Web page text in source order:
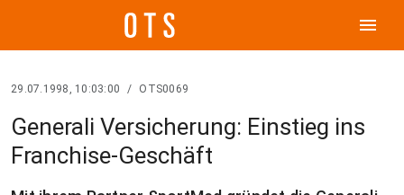
menu
29.07.1998, 10:03:00 / OTS0069
Generali Versicherung: Einstieg ins
Franchise-Geschäft